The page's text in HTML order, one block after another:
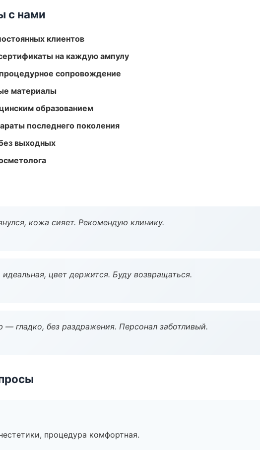
с нами
клиентов
на каждую ампулу
сопровождение
материалы
образованием
последнего поколения
выходных
кожа сияет. Рекомендую клинику.
цвет держится. Буду возвращаться.
гладко, без раздражения. Персонал заботливый.
процедура комфортная.